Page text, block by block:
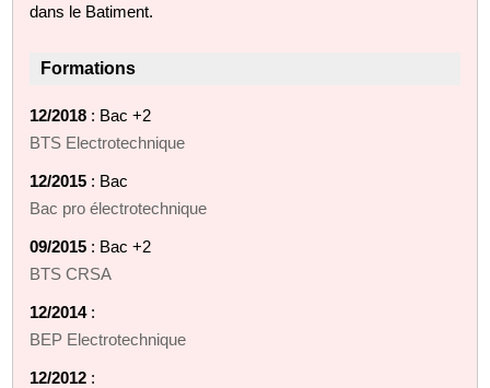
dans le Batiment.
Formations
12/2018 : Bac +2
BTS Electrotechnique
12/2015 : Bac
Bac pro électrotechnique
09/2015 : Bac +2
BTS CRSA
12/2014:
BEP Electrotechnique
12/2012 :